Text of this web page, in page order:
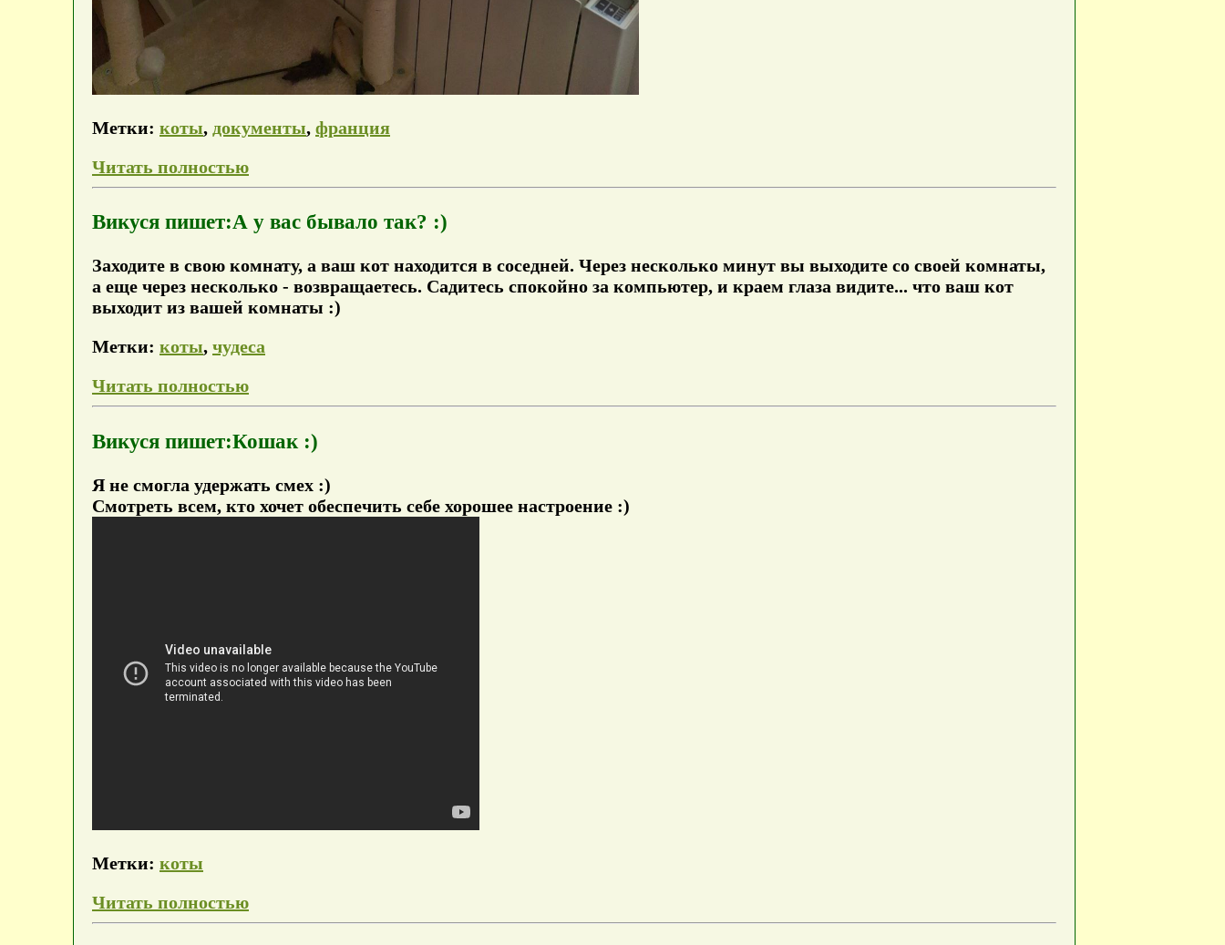
Метки: коты, документы, франция
Читать полностью
Викуся пишет:А у вас бывало так? :)
Заходите в свою комнату, а ваш кот находится в соседней. Через несколько минут вы выходите со своей комнаты,
а еще через несколько - возвращаетесь. Садитесь спокойно за компьютер, и краем глаза видите... что ваш кот
выходит из вашей комнаты :)
Метки: коты, чудеса
Читать полностью
Викуся пишет:Кошак :)
Я не смогла удержать смех :)
Смотреть всем, кто хочет обеспечить себе хорошее настроение :)
Метки: коты
Читать полностью